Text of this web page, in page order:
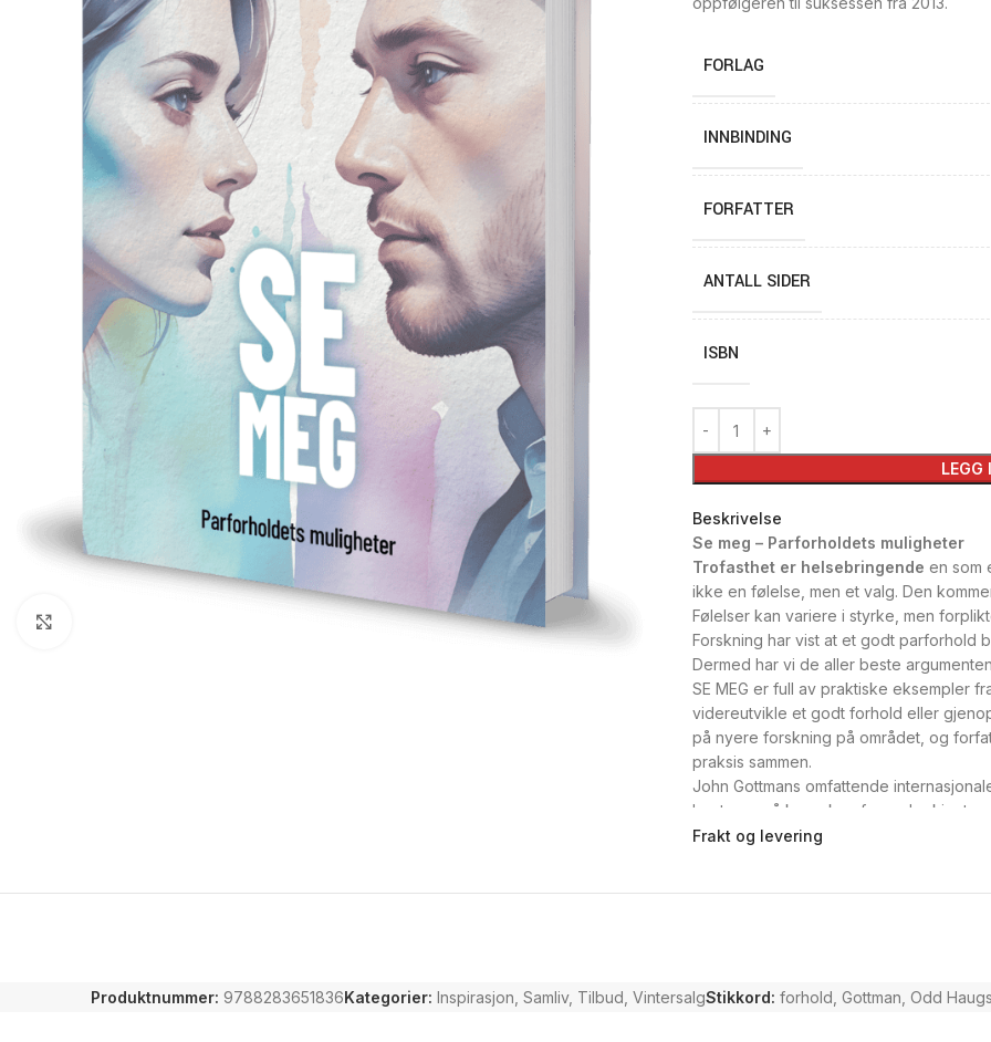
FORLAG
INNBINDING
FORFATTER
ANTALL SIDER
ISBN
LEGG
Beskrivelse
Se meg – Parforholdets muligheter
Trofasthet er helsebringende en som
ikke en følelse, men et valg. Den
Følelser kan variere i styrke, men
Forskning har vist at et godt parforhold
Dermed har vi de aller beste
SE MEG er full av praktiske eksempler
videreutvikle et godt forhold eller
på nyere forskning på området, og
praksis sammen.
John Gottmans omfattende
henter også kunnskap fra andre kjente
tiden med å gruble om du elsker
«Denne boken inneholder mye faglig
Frakt og levering
Produktnummer: 9788283651836Kategorier: Inspirasjon Samliv, Tilbud VintersalgStikkord: forhold Gottman Odd